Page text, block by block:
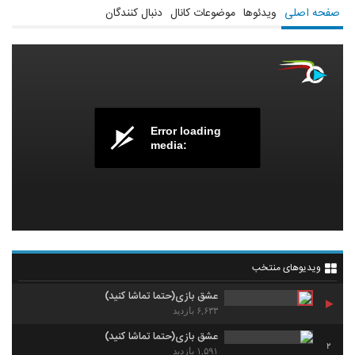
صفحه اصلی ویدئوها موضوعات کانال دنبال کنندگان
Error loading
media:
ویدیوهای منتخب
عشق بازی(حتما تماشا کنید)
۶,۶۳۳ بازدید
2
عشق بازی(حتما تماشا کنید)
۱,۵۹۱ بازدید